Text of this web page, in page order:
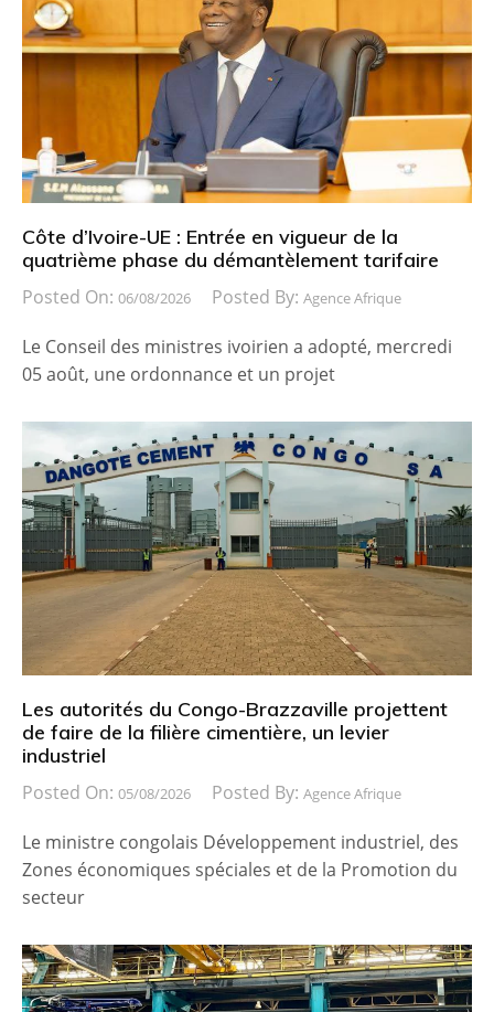
Côte d’Ivoire-UE : Entrée en vigueur de la
quatrième phase du démantèlement tarifaire
Posted On: 06/08/2026 Posted By: Agence Afrique
Le Conseil des ministres ivoirien a adopté, mercredi
05 août, une ordonnance et un projet
Les autorités du Congo-Brazzaville projettent
de faire de la filière cimentière, un levier
industriel
Posted On: 05/08/2026 Posted By: Agence Afrique
Le ministre congolais Développement industriel, des
Zones économiques spéciales et de la Promotion du
secteur